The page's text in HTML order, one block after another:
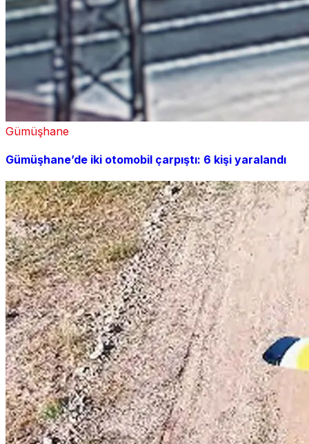
Gümüşhane
Gümüşhane’de iki otomobil çarpıştı: 6 kişi yaralandı